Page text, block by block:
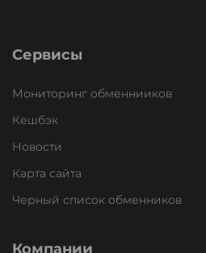
Сервисы
Мониторинг обменнииков
Кешбэк
Новости
Карта сайта
Черный список обменников
Компании